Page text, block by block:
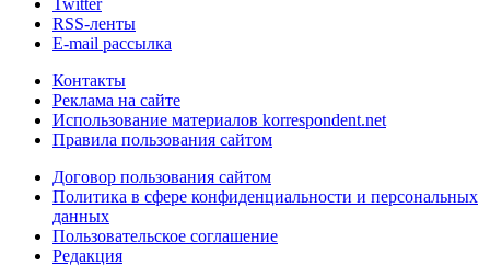
Twitter
RSS-ленты
E-mail рассылка
Контакты
Реклама на сайте
Использование материалов korrespondent.net
Правила пользования сайтом
Договор пользования сайтом
Политика в сфере конфиденциальности и персональных
данных
Пользовательское соглашение
Редакция